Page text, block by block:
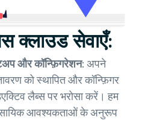
क्लाउड सेवाएँ:
और कॉन्फ़िगरेशन: अपने
को स्थापित और कॉन्फ़िगर
लैब्स पर भरोसा करें। हम
आवश्यकताओं के अनुरूप